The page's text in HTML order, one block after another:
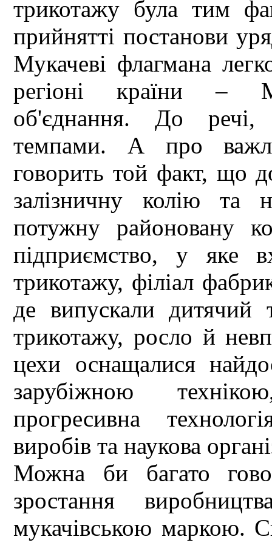
трикотажу була тим
прийнятті постанови
Мукачеві флагмана
регіоні країни –
об'єднання. До речі,
темпами. А про
говорить той факт, що
залізничну колію та
потужну районовану
підприємство, у яке
трикотажу, філіал
де випускали дитячий
трикотажу, росло й
цехи оснащалися
зарубіжною
прогресивна
виробів та наукова
Можна би багато
зростання
мукачівською маркою.